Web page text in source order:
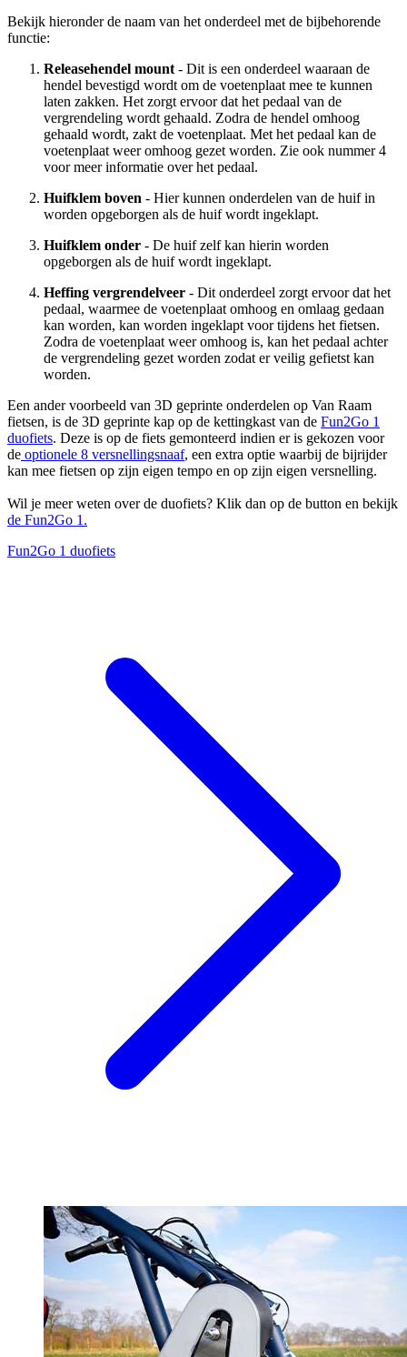
Bekijk hieronder de naam van het onderdeel met de bijbehorende
functie:
Releasehendel mount - Dit is een onderdeel waaraan de
hendel bevestigd wordt om de voetenplaat mee te kunnen
laten zakken. Het zorgt ervoor dat het pedaal van de
vergrendeling wordt gehaald. Zodra de hendel omhoog
gehaald wordt, zakt de voetenplaat. Met het pedaal kan de
voetenplaat weer omhoog gezet worden. Zie ook nummer 4
voor meer informatie over het pedaal.
Huifklem boven - Hier kunnen onderdelen van de huif in
worden opgeborgen als de huif wordt ingeklapt.
Huifklem onder - De huif zelf kan hierin worden
opgeborgen als de huif wordt ingeklapt.
Heffing vergrendelveer - Dit onderdeel zorgt ervoor dat het
pedaal, waarmee de voetenplaat omhoog en omlaag gedaan
kan worden, kan worden ingeklapt voor tijdens het fietsen.
Zodra de voetenplaat weer omhoog is, kan het pedaal achter
de vergrendeling gezet worden zodat er veilig gefietst kan
worden.
Een ander voorbeeld van 3D geprinte onderdelen op Van Raam
fietsen, is de 3D geprinte kap op de kettingkast van de Fun2Go 1
duofiets. Deze is op de fiets gemonteerd indien er is gekozen voor
de optionele 8 versnellingsnaaf, een extra optie waarbij de bijrijder
kan mee fietsen op zijn eigen tempo en op zijn eigen versnelling.
Wil je meer weten over de duofiets? Klik dan op de button en bekijk
de Fun2Go 1.
Fun2Go 1 duofiets